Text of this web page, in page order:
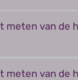
meten van de
meten van de